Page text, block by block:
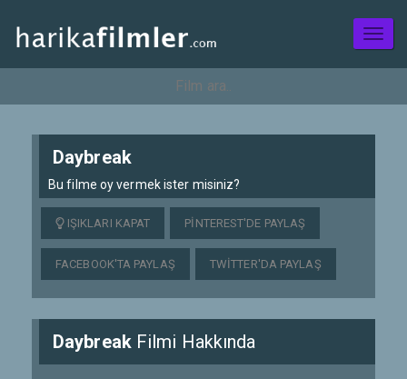
Daybreak
Bu filme oy vermek ister misiniz?
IŞIKLARI KAPAT PINTEREST'DE PAYLAŞ
FACEBOOK'TA PAYLAŞ TWITTER'DA PAYLAŞ
DaybreakFilmi Hakkında